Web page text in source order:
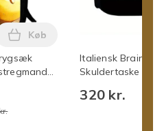
Læg Trykt brainrot
Køb
Italiensk Brainrot
Skuldertaske
320 kr.